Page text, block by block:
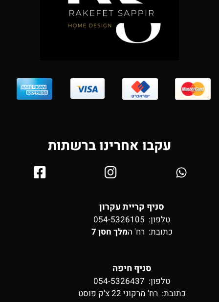
עקבו אחרינו ברשתות
סניף קריית עקרון
טלפון: 054-5326105
כתובת: רח' המלך חסן 7
סניף חיפה
טלפון: 054-5326437
כתובת: רח' מרקוני 22 צ'ק פוסט